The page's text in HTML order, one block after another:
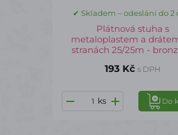
✔ Skladem – odeslání do 2
Plátnová stuha s
metaloplastem a
stranách 25/25m -
193 Kč s DPH
ks Do